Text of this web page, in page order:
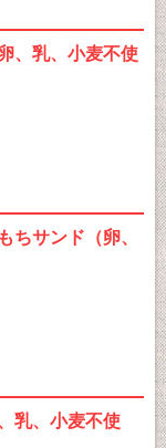
、乳、小麦不使
ちサンド（卵、
乳、小麦不使